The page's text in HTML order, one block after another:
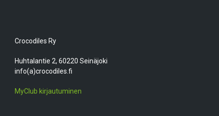
Crocodiles Ry
Huhtalantie 2, 60220 Seinäjoki
info(a)crocodiles.fi
MyClub kirjautuminen